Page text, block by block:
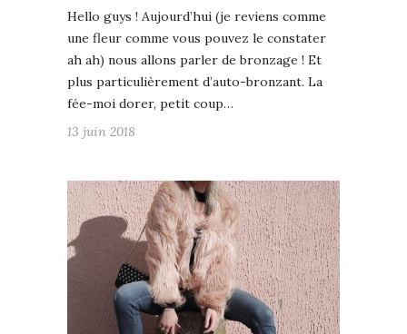
Hello guys ! Aujourd’hui (je reviens comme
une fleur comme vous pouvez le constater
ah ah) nous allons parler de bronzage ! Et
plus particulièrement d’auto-bronzant. La
fée-moi dorer, petit coup…
13 juin 2018